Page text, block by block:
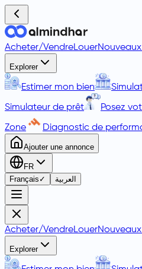
Acheter/VendreLouer
Explorer
Estimer mon bien
Simulateur de prêt Posez
Zone Diagnostic de
Ajouter une annonce
FR
Français ✓ العربية
Acheter/VendreLouer
Explorer